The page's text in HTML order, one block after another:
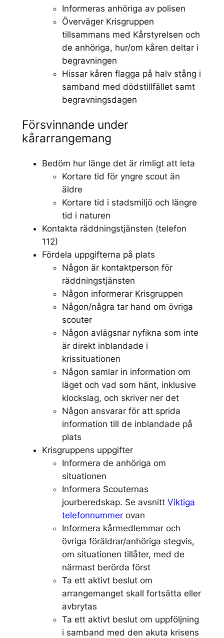
Informeras anhöriga av polisen
Överväger Krisgruppen
tillsammans med Kårstyrelsen och
de anhöriga, hur/om kåren deltar i
begravningen
Hissar kåren flagga på halv stång i
samband med dödstillfället samt
begravningsdagen
Försvinnande under
kårarrangemang
Bedöm hur länge det är rimligt att leta
Kortare tid för yngre scout än
äldre
Kortare tid i stadsmiljö och längre
tid i naturen
Kontakta räddningstjänsten (telefon
112)
Fördela uppgifterna på plats
Någon är kontaktperson för
räddningstjänsten
Någon informerar Krisgruppen
Någon/några tar hand om övriga
scouter
Någon avlägsnar nyfikna som inte
är direkt inblandade i
krissituationen
Någon samlar in information om
läget och vad som hänt, inklusive
klockslag, och skriver ner det
Någon ansvarar för att sprida
information till de inblandade på
plats
Krisgruppens uppgifter
Informera de anhöriga om
situationen
Informera Scouternas
jourberedskap. Se avsnitt Viktiga
telefonnummerovan
Informera kårmedlemmar och
övriga föräldrar/anhöriga stegvis,
om situationen tillåter, med de
närmast berörda först
Ta ett aktivt beslut om
arrangemanget skall fortsätta eller
avbrytas
Ta ett aktivt beslut om uppföljning
i samband med den akuta krisens